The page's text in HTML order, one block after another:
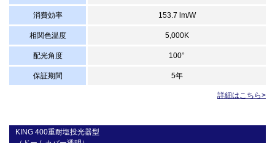
消費効率 153.7 lm/W
相関色温度 5,000K
配光角度 100°
保証期間 5年
詳細はこちら>
KING 400重耐塩投光器型